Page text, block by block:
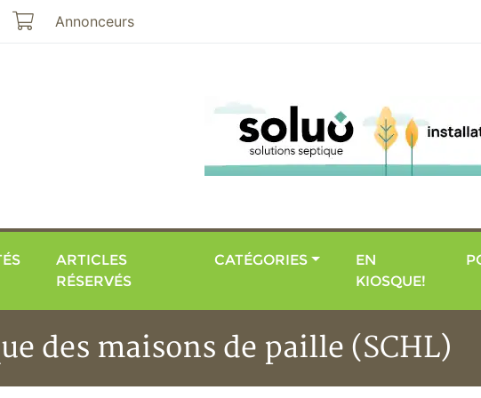
Mon panier
Annonceurs
ARTICLES
RÉSERVÉS
CATÉGORIES
EN
KIOSQUE!
des maisons de paille (SCHL)